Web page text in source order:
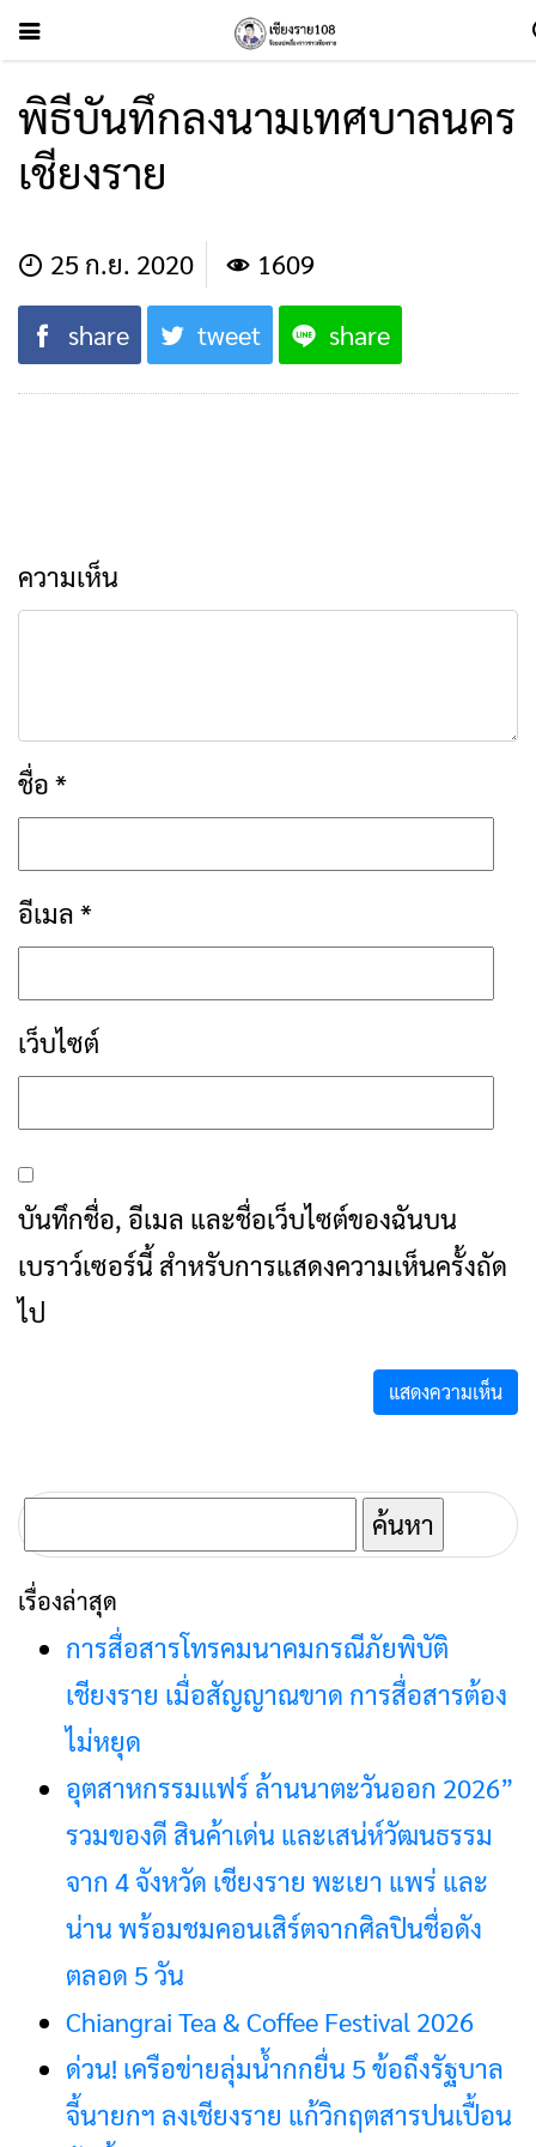
พิธีบันทึกลงนามเทศบาลนคร
เชียงราย
25 ก.ย. 2020 1609
share tweet share
ความเห็น
ชื่อ *
อีเมล *
เว็บไซต์
บันทึกชื่อ, อีเมล และชื่อเว็บไซต์ของฉันบน
เบราว์เซอร์นี้ สำหรับการแสดงความเห็นครั้งถัด
ไป
ค้นหา
สำหรับ:
เรื่องล่าสุด
การสื่อสารโทรคมนาคมกรณีภัยพิบัติ
เชียงราย เมื่อสัญญาณขาด การสื่อสารต้อง
ไม่หยุด
อุตสาหกรรมแฟร์ ล้านนาตะวันออก 2026”
รวมของดี สินค้าเด่น และเสน่ห์วัฒนธรรม
จาก 4 จังหวัด เชียงราย พะเยา แพร่ และ
น่าน พร้อมชมคอนเสิร์ตจากศิลปินชื่อดัง
ตลอด 5 วัน
Chiangrai Tea & Coffee Festival 2026
ด่วน! เครือข่ายลุ่มน้ำกกยื่น 5 ข้อถึงรัฐบาล
จี้นายกฯ ลงเชียงราย แก้วิกฤตสารปนเปื้อน